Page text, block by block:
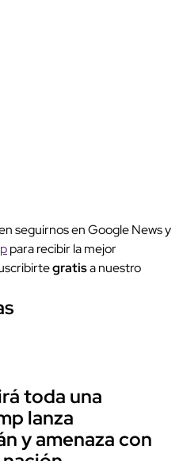
seguirnos en Google News y
para recibir la mejor
gratisa nuestro
toda una
lanza
y amenaza con